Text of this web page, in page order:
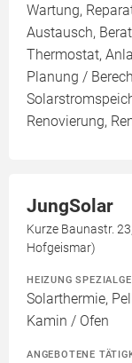
Wartung,
Austausch,
Thermostat,
Planung /
Renovierung,
JungSolar
Kurze Baunastr.
Hofgeismar)
HEIZUNG
Solarthermie,
Kamin / Ofen
ANGEBOTENE